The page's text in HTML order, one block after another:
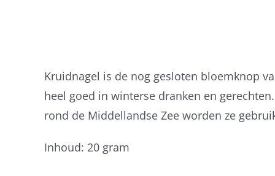
Kruidnagel is de nog gesloten bloemknop
heel goed in winterse dranken en
rond de Middellandse Zee worden ze
Inhoud: 20 gram